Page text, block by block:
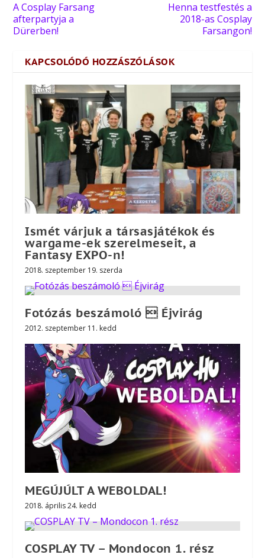
A Cosplay Farsang
afterpartyja a
Dürerben!
Henna testfestés a
2018-as Cosplay
Farsangon!
KAPCSOLÓDÓ HOZZÁSZÓLÁSOK
Ismét várjuk a társasjátékok és
wargame-ek szerelmeseit, a
Fantasy EXPO-n!
2018. szeptember 19. szerda
Fotózás beszámoló  Éjvirág
2012. szeptember 11. kedd
MEGÚJÚLT A WEBOLDAL!
2018. április 24. kedd
COSPLAY TV – Mondocon 1. rész